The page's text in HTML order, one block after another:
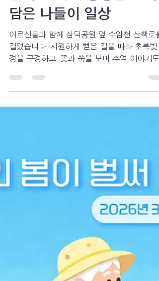
걷기: 초록색 풍경을 눈에
담은 나들이 일상
어르신들과 함께 삼덕공원 옆 수암천 산책로를
걸었습니다. 시원하게 뻗은 길을 따라 초록빛